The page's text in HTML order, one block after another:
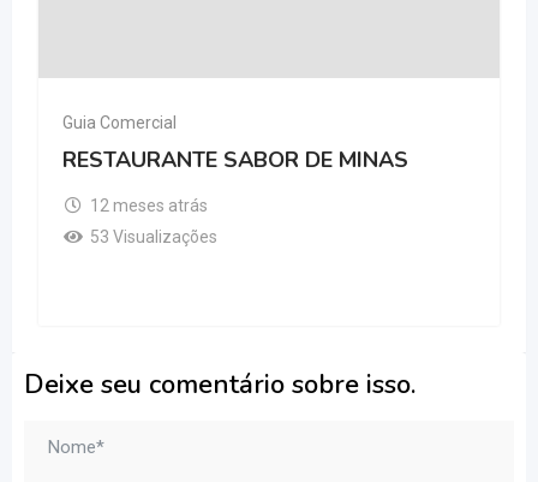
Guia Comercial
RESTAURANTE SABOR DE MINAS
12 meses atrás
53 Visualizações
Deixe seu comentário sobre isso.